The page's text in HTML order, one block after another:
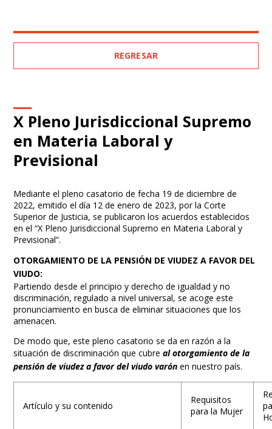
REGRESAR
X Pleno Jurisdiccional Supremo
en Materia Laboral y
Previsional
Mediante el pleno casatorio de fecha 19 de diciembre de
2022, emitido el día 12 de enero de 2023, por la Corte
Superior de Justicia, se publicaron los acuerdos establecidos
en el “X Pleno Jurisdiccional Supremo en Materia Laboral y
Previsional”.
OTORGAMIENTO DE LA PENSIÓN DE VIUDEZ A FAVOR DEL
VIUDO:
Partiendo desde el principio y derecho de igualdad y no
discriminación, regulado a nivel universal, se acoge este
pronunciamiento en busca de eliminar situaciones que los
amenacen.
De modo que, este pleno casatorio se da en razón a la
situación de discriminación que cubreal otorgamiento de la
pensión de viudez a favor del viudo varón en nuestro país.
Artículo y su contenido
Requisitos
para la Mujer